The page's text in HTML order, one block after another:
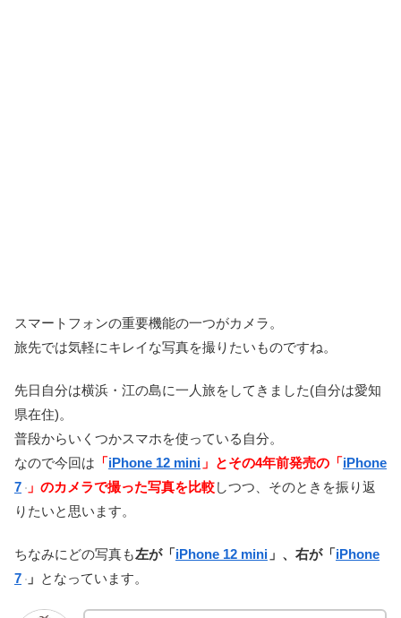
スマートフォンの重要機能の一つがカメラ。
旅先では気軽にキレイな写真を撮りたいものですね。
先日自分は横浜・江の島に一人旅をしてきました(自分は愛知
県在住)。
普段からいくつかスマホを使っている自分。
なので今回は 「iPhone 12 mini 」とその4年前発売の「iPhone
7
」のカメラで撮った写真を比較しつつ、そのときを振り返
りたいと思います。
ちなみにどの写真も左が「iPhone 12 mini 」、右が「iPhone
7
」 となっています。